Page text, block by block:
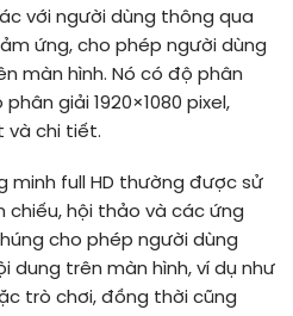
với người dùng thông qua
ứng, cho phép người dùng
màn hình. Nó có độ phân
giải 1920×1080 pixel,
và chi tiết.
minh full HD thường được sử
chiếu, hội thảo và các ứng
cho phép người dùng
trên màn hình, ví dụ như
trò chơi, đồng thời cũng